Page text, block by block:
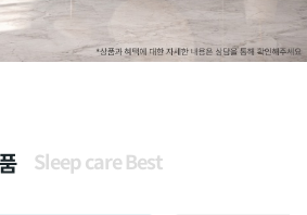
Sleep care Best